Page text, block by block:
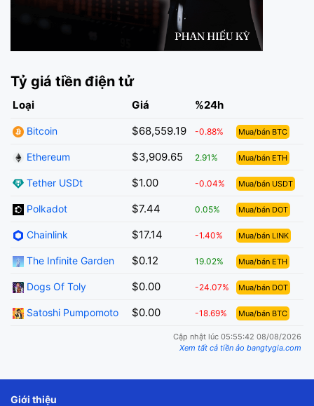
Tỷ giá tiền điện tử
Loại Giá %24h
Bitcoin $68,559.19 -0.88% Mua/bán BTC
Ethereum $3,909.65 2.91% Mua/bán ETH
Tether USDt $1.00 -0.04% Mua/bán USDT
Polkadot $7.44 0.05% Mua/bán DOT
Chainlink $17.14 -1.40% Mua/bán LINK
The Infinite Garden $0.12 19.02% Mua/bán ETH
Dogs Of Toly $0.00 -24.07% Mua/bán DOT
Satoshi Pumpomoto $0.00 -18.69% Mua/bán BTC
Cập nhật lúc 05:55:42 08/08/2026
Xem tất cả tiền ảo bangtygia.com
Giới thiệu